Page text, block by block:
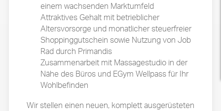
einem wachsenden Marktumfeld
Attraktives Gehalt mit betrieblicher
Altersvorsorge und monatlicher steuerfreier
Shoppinggutschein sowie Nutzung von Job
Rad durch Primandis
Zusammenarbeit mit Massagestudio in der
Nähe des Büros und EGym Wellpass für Ihr
Wohlbefinden
Wir stellen einen neuen, komplett ausgerüsteten